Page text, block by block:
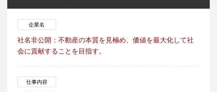
企業名
社名非公開：不動産の本質を見極め、価値を最大化して社
会に貢献することを目指す。
仕事内容